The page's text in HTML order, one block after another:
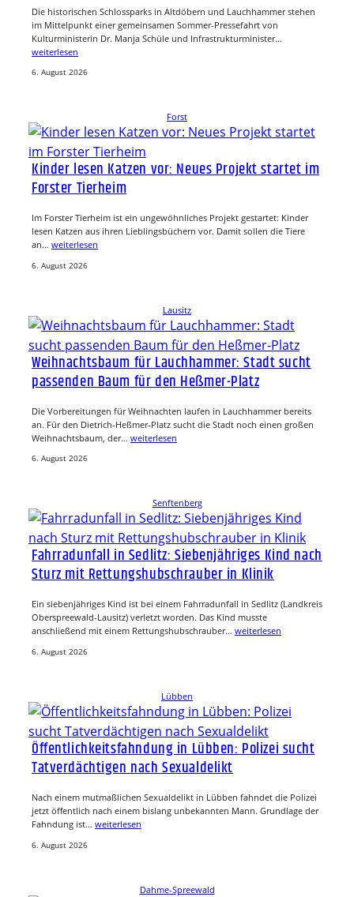
Die historischen Schlossparks in Altdöbern und Lauchhammer stehen
im Mittelpunkt einer gemeinsamen Sommer-Pressefahrt von
Kulturministerin Dr. Manja Schüle und Infrastrukturminister…
weiterlesen
6. August 2026
Forst
Kinder lesen Katzen vor: Neues Projekt startet im
Forster Tierheim
Im Forster Tierheim ist ein ungewöhnliches Projekt gestartet: Kinder
lesen Katzen aus ihren Lieblingsbüchern vor. Damit sollen die Tiere
an… weiterlesen
6. August 2026
Lausitz
Weihnachtsbaum für Lauchhammer: Stadt sucht
passenden Baum für den Heßmer-Platz
Die Vorbereitungen für Weihnachten laufen in Lauchhammer bereits
an. Für den Dietrich-Heßmer-Platz sucht die Stadt noch einen großen
Weihnachtsbaum, der… weiterlesen
6. August 2026
Senftenberg
Fahrradunfall in Sedlitz: Siebenjähriges Kind nach
Sturz mit Rettungshubschrauber in Klinik
Ein siebenjähriges Kind ist bei einem Fahrradunfall in Sedlitz (Landkreis
Oberspreewald-Lausitz) verletzt worden. Das Kind musste
anschließend mit einem Rettungshubschrauber… weiterlesen
6. August 2026
Lübben
Öffentlichkeitsfahndung in Lübben: Polizei sucht
Tatverdächtigen nach Sexualdelikt
Nach einem mutmaßlichen Sexualdelikt in Lübben fahndet die Polizei
jetzt öffentlich nach einem bislang unbekannten Mann. Grundlage der
Fahndung ist… weiterlesen
6. August 2026
Dahme-Spreewald